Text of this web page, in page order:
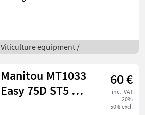
Viticulture equipment /
Manitou MT1033
Easy 75D ST5 S1
60 €
incl. VAT
20%
50 € excl.